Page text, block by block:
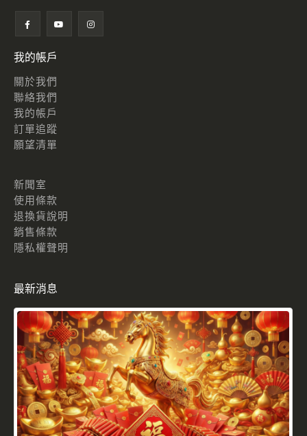
我的帳戶
關於我們
聯絡我們
我的帳戶
訂單追蹤
願望清單
新聞室
使用條款
退換貨說明
銷售條款
隱私權聲明
最新消息